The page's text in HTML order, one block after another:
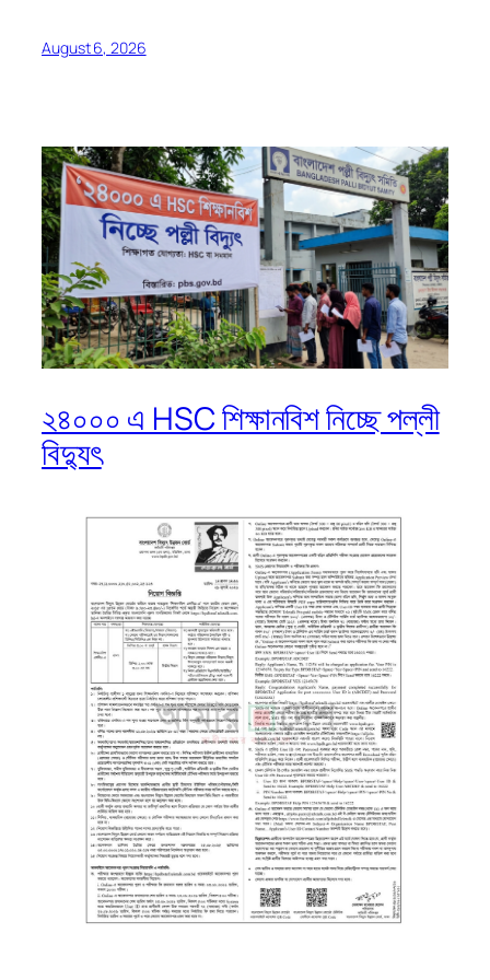
August 6, 2026
২৪০০০ এ HSC শিক্ষানবিশ নিচ্ছে পল্লী
বিদ্যুৎ